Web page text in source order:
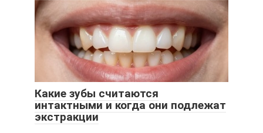
Какие зубы считаются
интактными и когда они подлежат
экстракции